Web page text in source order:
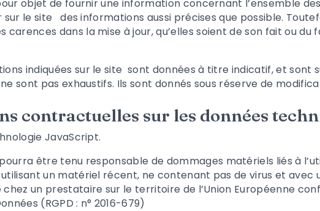
objet de fournir une information concernant l’ensemble
sur le site
des informations aussi précises que possible.
carences dans la mise à jour, qu’elles soient de son fait ou
indiquées sur le site sont données à titre indicatif, et sont
ne sont pas exhaustifs. Ils sont donnés sous réserve de
contractuelles sur les données
JavaScript.
être tenu responsable de dommages matériels liés à
un matériel récent, ne contenant pas de virus et
un prestataire sur le territoire de l’Union Européenne
(RGPD : n° 2016-679)